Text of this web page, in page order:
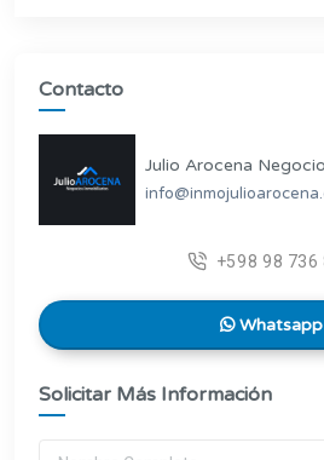
Contacto
Julio Arocena
+598 98 736
Whatsapp
Solicitar Más Información